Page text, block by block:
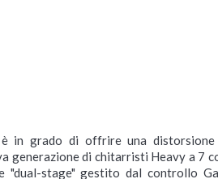
grado di offrire una distorsione
generazione di chitarristi Heavy a 7
stage" gestito dal controllo